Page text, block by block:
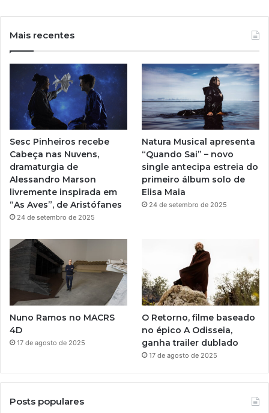
e
g
r
a
m
Mais recentes
Sesc Pinheiros recebe
Cabeça nas Nuvens,
dramaturgia de
Alessandro Marson
livremente inspirada em
“As Aves”, de Aristófanes
24 de setembro de 2025
Natura Musical apresenta
“Quando Sai” – novo
single antecipa estreia do
primeiro álbum solo de
Elisa Maia
24 de setembro de 2025
Nuno Ramos no MACRS
4D
17 de agosto de 2025
O Retorno, filme baseado
no épico A Odisseia,
ganha trailer dublado
17 de agosto de 2025
Posts populares